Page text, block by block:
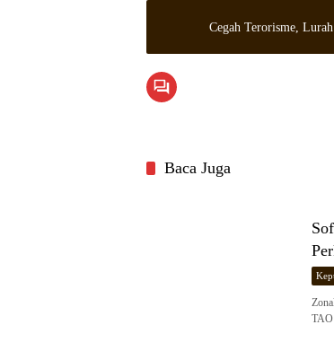
Cegah Terorisme,
Baca Juga
TAO